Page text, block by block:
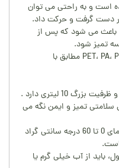
و به راحتی می توان
دست گرفت و حرکت داد.
باعث می شود که پس از
تمیز شود.
جنس: 3 لایه پلاستیک فوق العاده بادوام: PET، PA، PE مطابق با
10 لیتری دارد .
تمیز و ایمن نگه می
گالن آب نیچرهایک جمع شونده می تواند دمای 0 تا 60 درجه سانتی گراد
باید از آب خیلی گرم یا